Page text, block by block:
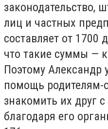
законодательство,
лиц и частных
составляет от 1700
что такие суммы —
Поэтому Александр
помощь
знакомить их друг
благодаря его